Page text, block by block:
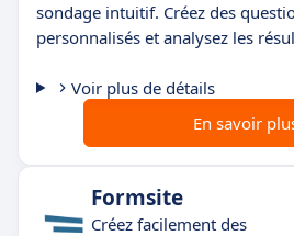
sondage intuitif. Créez des
personnalisés et analysez les
Voir plus de détails
En savoir
Formsite
Créez facilement des